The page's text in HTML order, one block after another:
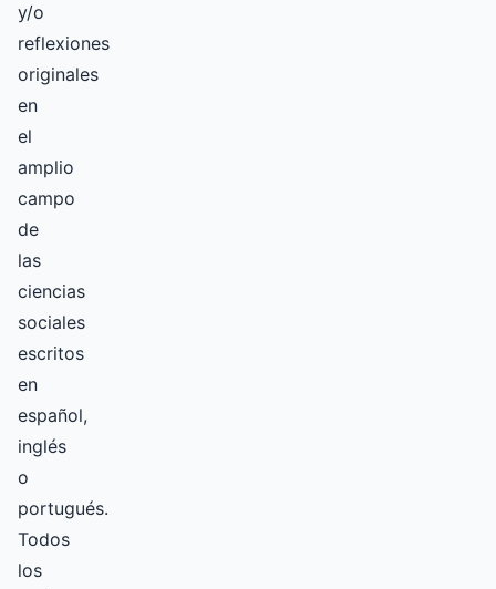
y/o
reflexiones
originales
en
el
amplio
campo
de
las
ciencias
sociales
escritos
en
español,
inglés
o
portugués.
Todos
los